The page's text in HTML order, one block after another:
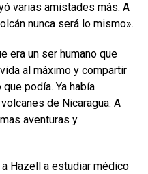
varias amistades más. A
nunca será lo mismo».
era un ser humano que
al máximo y compartir
podía. Ya había
de Nicaragua. A
aventuras y
Hazell a estudiar médico